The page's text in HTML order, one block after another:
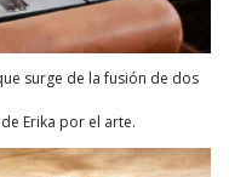
surge de la fusión de dos
Erika por el arte.